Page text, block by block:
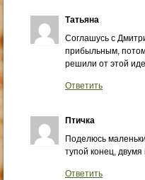
Татьяна
Соглашусь с
прибыльным,
решили от этой
Ответить
Птичка
Поделюсь
тупой конец,
Ответить